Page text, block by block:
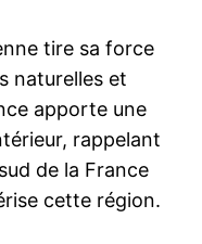
tire sa force
naturelles et
apporte une
rappelant
de la France
cette région.